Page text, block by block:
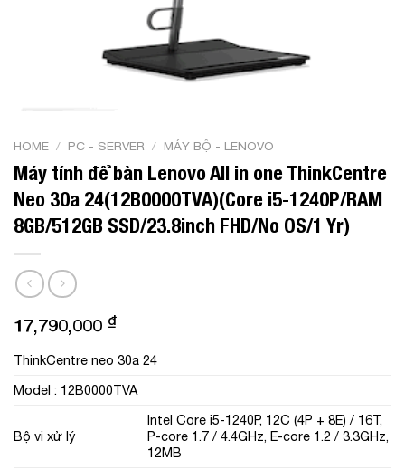
HOME / PC - SERVER / MÁY BỘ - LENOVO
Máy tính để bàn Lenovo All in one ThinkCentre
Neo 30a 24(12B0000TVA)(Core i5-1240P/RAM
8GB/512GB SSD/23.8inch FHD/No OS/1 Yr)
17,790,000 ₫
ThinkCentre neo 30a 24
Model : 12B0000TVA
Bộ vi xử lý
Intel Core i5-1240P, 12C (4P + 8E) / 16T,
P-core 1.7 / 4.4GHz, E-core 1.2 / 3.3GHz,
12MB